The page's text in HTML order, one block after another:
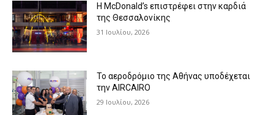
Η McDonald’s επιστρέφει στην καρδιά
της Θεσσαλονίκης
31 Ιουλίου, 2026
Το αεροδρόμιο της Αθήνας υποδέχεται
την AIRCAIRO
29 Ιουλίου, 2026